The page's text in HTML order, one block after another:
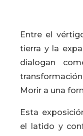
Entre el
tierra y la
dialogan
Morir a una
Esta
el latido y